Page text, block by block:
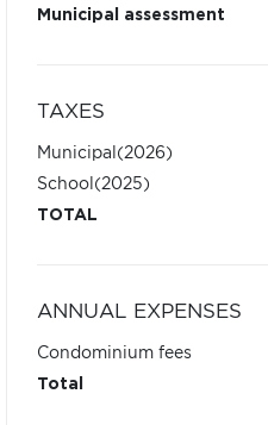
Municipal assessment
TAXES
Municipal (2026)
School (2025)
TOTAL
ANNUAL EXPENSES
Condominium fees
Total